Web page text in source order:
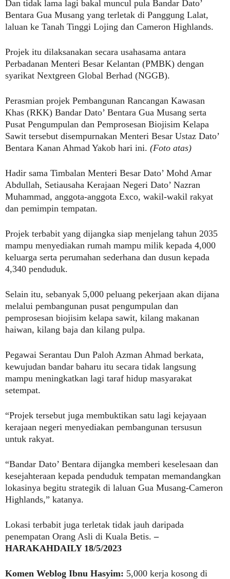
Dan tidak lama lagi bakal muncul pula Bandar Dato’
Bentara Gua Musang yang terletak di Panggung Lalat,
laluan ke Tanah Tinggi Lojing dan Cameron Highlands.
Projek itu dilaksanakan secara usahasama antara
Perbadanan Menteri Besar Kelantan (PMBK) dengan
syarikat Nextgreen Global Berhad (NGGB).
Perasmian projek Pembangunan Rancangan Kawasan
Khas (RKK) Bandar Dato’ Bentara Gua Musang serta
Pusat Pengumpulan dan Pemprosesan Biojisim Kelapa
Sawit tersebut disempurnakan Menteri Besar Ustaz Dato’
Bentara Kanan Ahmad Yakob hari ini. (Foto atas)
Hadir sama Timbalan Menteri Besar Dato’ Mohd Amar
Abdullah, Setiausaha Kerajaan Negeri Dato’ Nazran
Muhammad, anggota-anggota Exco, wakil-wakil rakyat
dan pemimpin tempatan.
Projek terbabit yang dijangka siap menjelang tahun 2035
mampu menyediakan rumah mampu milik kepada 4,000
keluarga serta perumahan sederhana dan dusun kepada
4,340 penduduk.
Selain itu, sebanyak 5,000 peluang pekerjaan akan dijana
melalui pembangunan pusat pengumpulan dan
pemprosesan biojisim kelapa sawit, kilang makanan
haiwan, kilang baja dan kilang pulpa.
Pegawai Serantau Dun Paloh Azman Ahmad berkata,
kewujudan bandar baharu itu secara tidak langsung
mampu meningkatkan lagi taraf hidup masyarakat
setempat.
“Projek tersebut juga membuktikan satu lagi kejayaan
kerajaan negeri menyediakan pembangunan tersusun
untuk rakyat.
“Bandar Dato’ Bentara dijangka memberi keselesaan dan
kesejahteraan kepada penduduk tempatan memandangkan
lokasinya begitu strategik di laluan Gua Musang-Cameron
Highlands,” katanya.
Lokasi terbabit juga terletak tidak jauh daripada
penempatan Orang Asli di Kuala Betis.–
HARAKAHDAILY 18/5/2023
Komen Weblog Ibnu Hasyim: 5,000 kerja kosong di